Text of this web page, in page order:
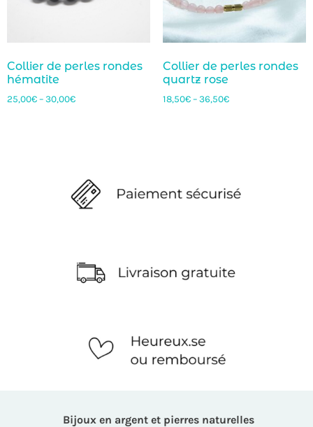
Collier de perles rondes
hématite
25,00€–30,00€
Collier de perles rondes
quartz rose
18,50€–36,50€
Bijoux en argent et pierres naturelles